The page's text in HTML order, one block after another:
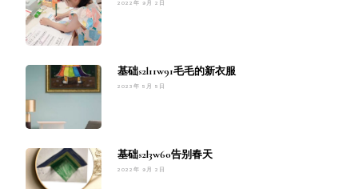
2022年 9月 2日
基础s2l11w91毛毛的新衣服
2023年 5月 5日
基础s2l3w60告别春天
2022年 9月 2日